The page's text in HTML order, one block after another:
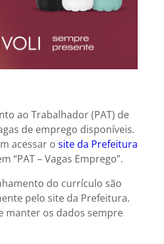
ao Trabalhador (PAT) de
de emprego disponíveis.
acessar o site da Prefeitura
“PAT – Vagas Emprego”.
do currículo são
pelo site da Prefeitura.
manter os dados sempre